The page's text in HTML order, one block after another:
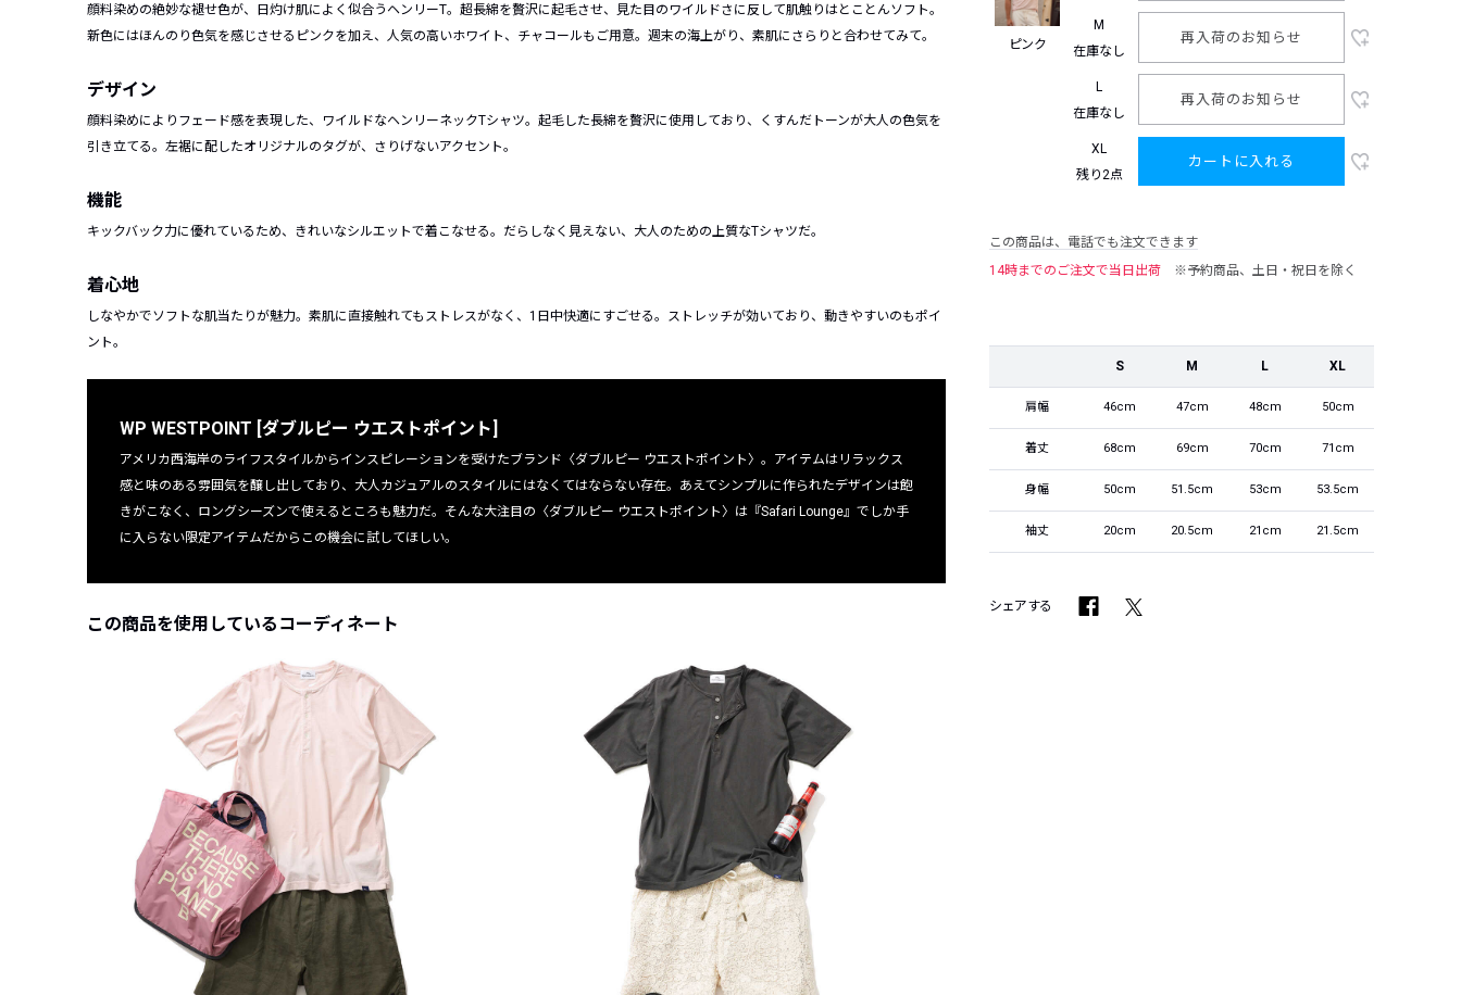
顔料染めの絶妙な褪せ色が、日灼け肌によく似合うヘンリーT。超長綿を贅沢に起毛させ、見た目のワイルドさに反して肌触りはとことんソフト。
新色にはほんのり色気を感じさせるピンクを加え、人気の高いホワイト、チャコールもご用意。週末の海上がり、素肌にさらりと合わせてみて。
デザイン
顔料染めによりフェード感を表現した、ワイルドなヘンリーネックTシャツ。起毛した長綿を贅沢に使用しており、くすんだトーンが大人の色気を
引き立てる。左裾に配したオリジナルのタグが、さりげないアクセント。
機能
キックバック力に優れているため、きれいなシルエットで着こなせる。だらしなく見えない、大人のための上質なTシャツだ。
着心地
しなやかでソフトな肌当たりが魅力。素肌に直接触れてもストレスがなく、1日中快適にすごせる。ストレッチが効いており、動きやすいのもポイ
ント。
WP WESTPOINT [ダブルピー ウエストポイント]
アメリカ西海岸のライフスタイルからインスピレーションを受けたブランド〈ダブルピー ウエストポイント〉。アイテムはリラックス
感と味のある雰囲気を醸し出しており、大人カジュアルのスタイルにはなくてはならない存在。あえてシンプルに作られたデザインは飽
きがこなく、ロングシーズンで使えるところも魅力だ。そんな大注目の〈ダブルピー ウエストポイント〉は『Safari Lounge』でしか手
に入らない限定アイテムだからこの機会に試してほしい。
この商品を使用しているコーディネート
ピンク
M
在庫なし
再入荷のお知らせ
L
在庫なし
再入荷のお知らせ
XL
残り2点
カートに入れる
この商品は、電話でも注文できます
14時までのご注文で当日出荷
※予約商品、土日・祝日を除く
S M L XL
肩幅 46cm 47cm 48cm 50cm
着丈 68cm 69cm 70cm 71cm
身幅 50cm 51.5cm 53cm 53.5cm
袖丈 20cm 20.5cm 21cm 21.5cm
シェアする